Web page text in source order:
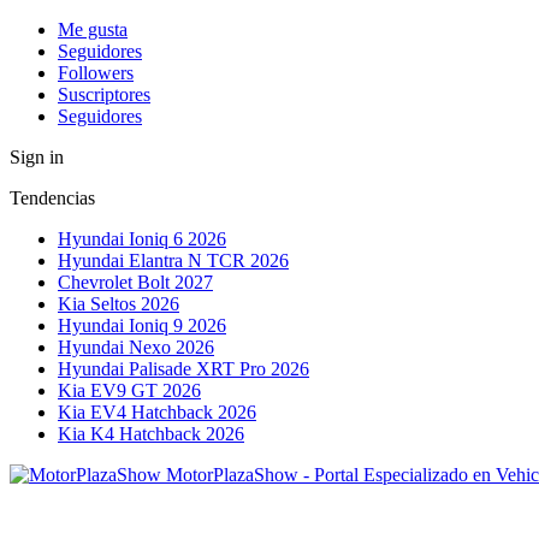
Me gusta
Seguidores
Followers
Suscriptores
Seguidores
Sign in
Tendencias
Hyundai Ioniq 6 2026
Hyundai Elantra N TCR 2026
Chevrolet Bolt 2027
Kia Seltos 2026
Hyundai Ioniq 9 2026
Hyundai Nexo 2026
Hyundai Palisade XRT Pro 2026
Kia EV9 GT 2026
Kia EV4 Hatchback 2026
Kia K4 Hatchback 2026
MotorPlazaShow - Portal Especializado en